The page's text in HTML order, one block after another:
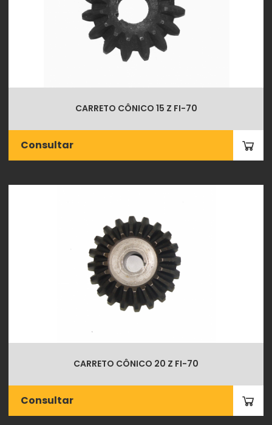
CARRETO CÔNICO 15 Z FI-70
Consultar
CARRETO CÔNICO 20 Z FI-70
Consultar